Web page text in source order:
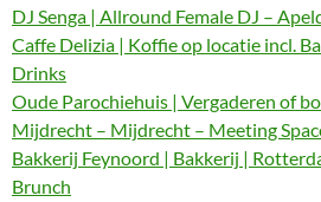
DJ Senga | Allround Female DJ –
Caffe Delizia | Koffie op locatie incl.
Drinks
Oude Parochiehuis | Vergaderen of
Mijdrecht – Mijdrecht – Meeting
Bakkerij Feynoord | Bakkerij |
Brunch